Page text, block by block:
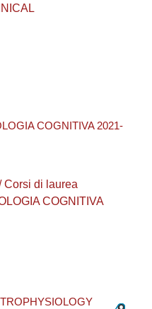
COGNITIVA 2021-
Corsi di laurea
COGNITIVA